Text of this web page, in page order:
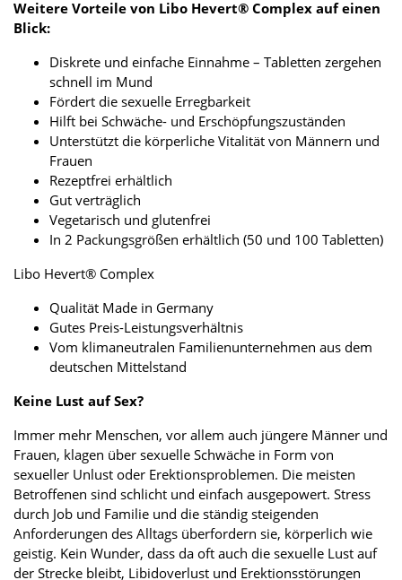
Weitere Vorteile von Libo Hevert® Complex auf einen
Blick:
Diskrete und einfache Einnahme – Tabletten zergehen
schnell im Mund
Fördert die sexuelle Erregbarkeit
Hilft bei Schwäche- und Erschöpfungszuständen
Unterstützt die körperliche Vitalität von Männern und
Frauen
Rezeptfrei erhältlich
Gut verträglich
Vegetarisch und glutenfrei
In 2 Packungsgrößen erhältlich (50 und 100 Tabletten)
Libo Hevert® Complex
Qualität Made in Germany
Gutes Preis-Leistungsverhältnis
Vom klimaneutralen Familienunternehmen aus dem
deutschen Mittelstand
Keine Lust auf Sex?
Immer mehr Menschen, vor allem auch jüngere Männer und
Frauen, klagen über sexuelle Schwäche in Form von
sexueller Unlust oder Erektionsproblemen. Die meisten
Betroffenen sind schlicht und einfach ausgepowert. Stress
durch Job und Familie und die ständig steigenden
Anforderungen des Alltags überfordern sie, körperlich wie
geistig. Kein Wunder, dass da oft auch die sexuelle Lust auf
der Strecke bleibt, Libidoverlust und Erektionsstörungen